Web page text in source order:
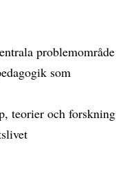
problemområde
som
teorier och forskning